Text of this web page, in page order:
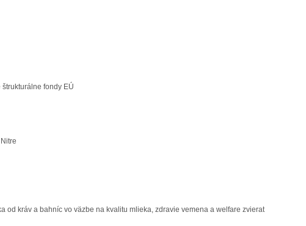
fondy EÚ
od kráv a bahníc vo väzbe na kvalitu mlieka, zdravie vemena a welfare zvierat